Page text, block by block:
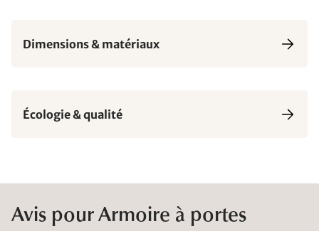
Dimensions & matériaux
Écologie & qualité
Avis pour Armoire à portes